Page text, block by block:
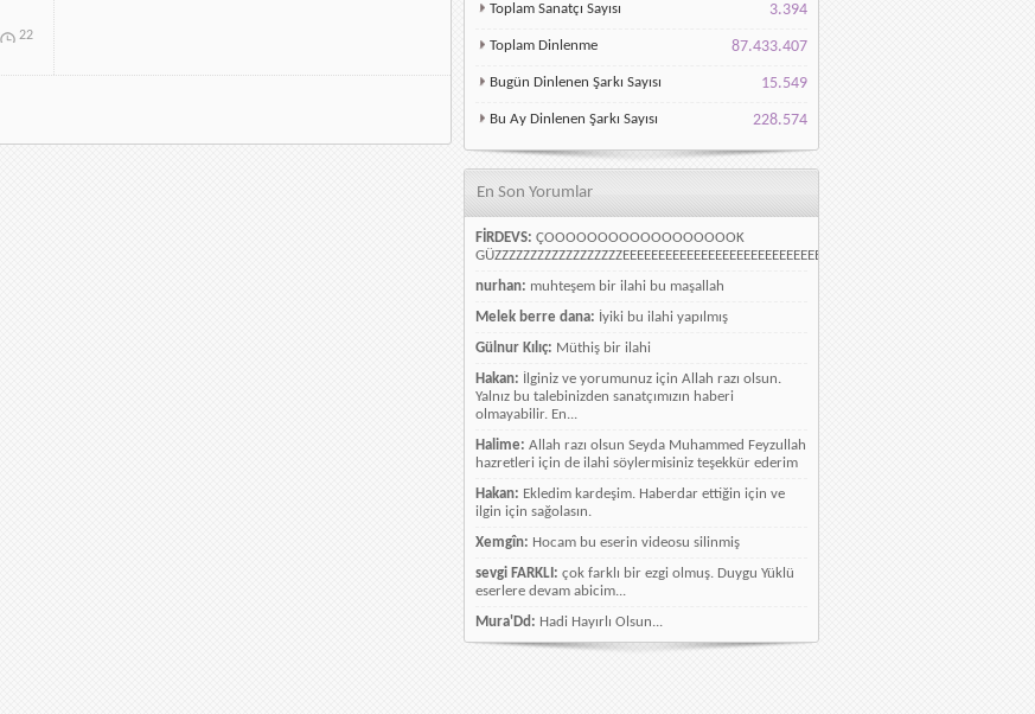
22
Toplam Sanatçı Sayısı 3.394
Toplam Dinlenme 87.433.407
Bugün Dinlenen Şarkı Sayısı 15.549
Bu Ay Dinlenen Şarkı Sayısı 228.574
En Son Yorumlar
FİRDEVS: ÇOOOOOOOOOOOOOOOOOOK
GÜZZZZZZZZZZZZZZZZZZEEEEEEEEEEEEEEEEEEEEEEEEEEEEELLLLLLLLLLLLLLLLLLLLLLLL
nurhan: muhteşem bir ilahi bu maşallah
Melek berre dana: İyiki bu ilahi yapılmış
Gülnur Kılıç: Müthiş bir ilahi
Hakan: İlginiz ve yorumunuz için Allah razı olsun.
Yalnız bu talebinizden sanatçımızın haberi
olmayabilir. En...
Halime: Allah razı olsun Seyda Muhammed Feyzullah
hazretleri için de ilahi söylermisiniz teşekkür ederim
Hakan: Ekledim kardeşim. Haberdar ettiğin için ve
ilgin için sağolasın.
Xemgîn: Hocam bu eserin videosu silinmiş
sevgi FARKLI: çok farklı bir ezgi olmuş. Duygu Yüklü
eserlere devam abicim...
Mura'Dd: Hadi Hayırlı Olsun...